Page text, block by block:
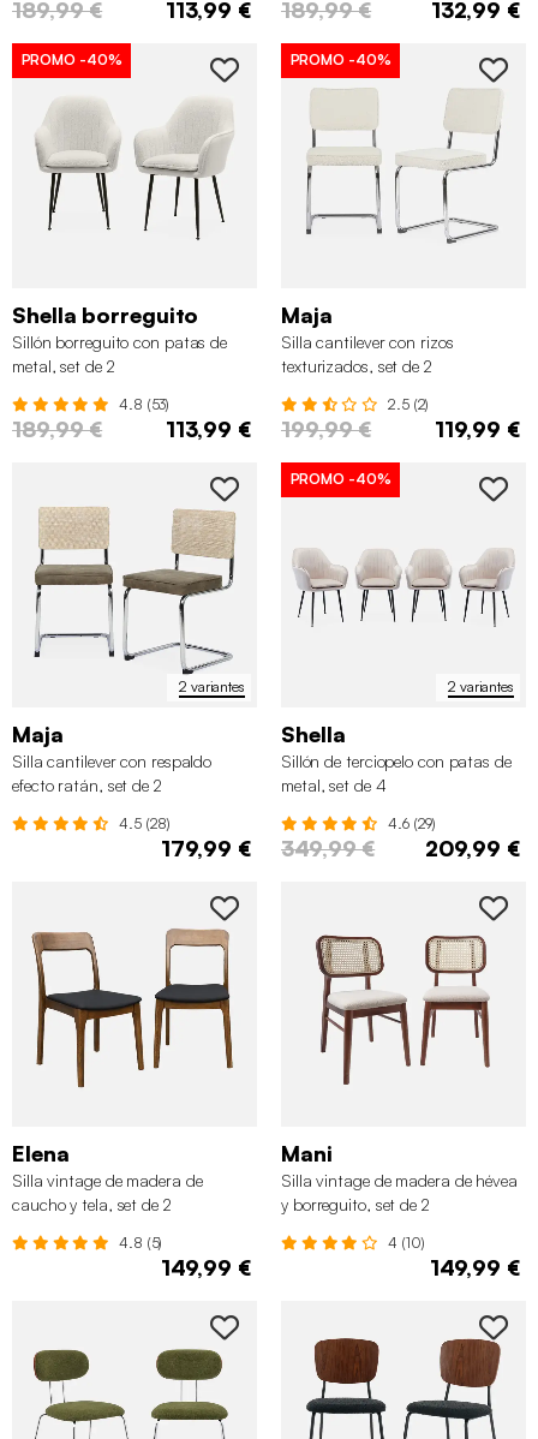
189,99 € 113,99 € 189,99 € 132,99 €
PROMO -40%
Shella borreguito
Sillón borreguito con patas de
metal, set de 2
4.8 (53)
189,99 € 113,99 €
PROMO -40%
Maja
Silla cantilever con rizos
texturizados, set de 2
2.5 (2)
199,99 € 119,99 €
2 variantes
Maja
Silla cantilever con respaldo
efecto ratán, set de 2
4.5 (28)
179,99 €
2 variantes
PROMO -40%
Shella
Sillón de terciopelo con patas de
metal, set de 4
4.6 (29)
349,99 € 209,99 €
Elena
Silla vintage de madera de
caucho y tela, set de 2
4.8 (5)
149,99 €
Mani
Silla vintage de madera de hévea
y borreguito, set de 2
4 (10)
149,99 €